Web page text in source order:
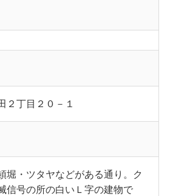
２丁目２０－１
堀・ツタヤなどがある通り。ク
信号の所の白いＬ字の建物で